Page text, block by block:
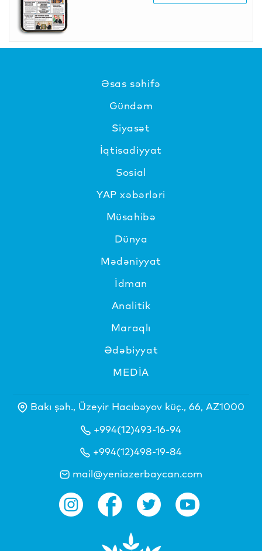
Əsas səhifə
Gündəm
Siyasət
İqtisadiyyat
Sosial
YAP xəbərləri
Müsahibə
Dünya
Mədəniyyat
İdman
Analitik
Maraqlı
Ədəbiyyat
MEDİA
Bakı şəh., Üzeyir Hacıbəyov küç., 66, AZ1000
+994(12)493-16-94
+994(12)498-19-84
mail@yeniazerbaycan.com